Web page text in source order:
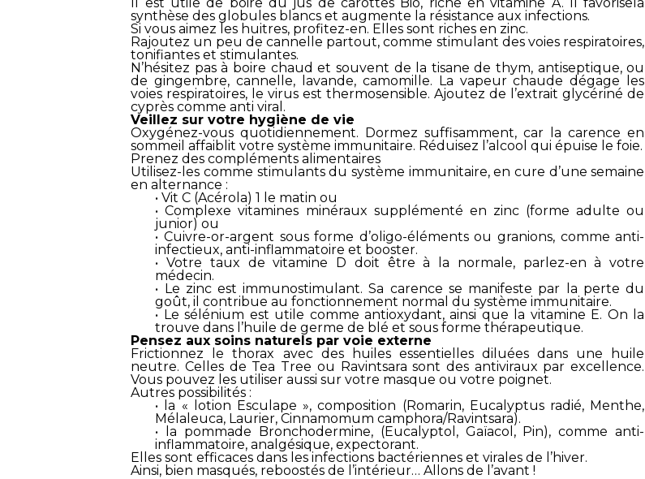
synthèse des globules blancs et augmente la résistance aux infections.
Si vous aimez les huitres, profitez-en. Elles sont riches en zinc.
Rajoutez un peu de cannelle partout, comme stimulant des voies respiratoires,
tonifiantes et stimulantes.
N’hésitez pas à boire chaud et souvent de la tisane de thym, antiseptique, ou
de gingembre, cannelle, lavande, camomille. La vapeur chaude dégage les
voies respiratoires, le virus est thermosensible. Ajoutez de l’extrait glycériné de
cyprès comme anti viral.
Veillez sur votre hygiène de vie
Oxygénez-vous quotidiennement. Dormez suffisamment, car la carence en
sommeil affaiblit votre système immunitaire. Réduisez l’alcool qui épuise le foie.
Prenez des compléments alimentaires
Utilisez-les comme stimulants du système immunitaire, en cure d’une semaine
en alternance :
• Vit C (Acérola) 1 le matin ou
• Complexe vitamines minéraux supplémenté en zinc (forme adulte ou
junior) ou
• Cuivre-or-argent sous forme d’oligo-éléments ou granions, comme anti-
infectieux, anti-inflammatoire et booster.
• Votre taux de vitamine D doit être à la normale, parlez-en à votre
médecin.
• Le zinc est immunostimulant. Sa carence se manifeste par la perte du
goût, il contribue au fonctionnement normal du système immunitaire.
• Le sélénium est utile comme antioxydant, ainsi que la vitamine E. On la
trouve dans l’huile de germe de blé et sous forme thérapeutique.
Pensez aux soins naturels par voie externe
Frictionnez le thorax avec des huiles essentielles diluées dans une huile
neutre. Celles de Tea Tree ou Ravintsara sont des antiviraux par excellence.
Vous pouvez les utiliser aussi sur votre masque ou votre poignet.
Autres possibilités :
• la « lotion Esculape », composition (Romarin, Eucalyptus radié, Menthe,
Mélaleuca, Laurier, Cinnamomum camphora/Ravintsara).
• la pommade Bronchodermine, (Eucalyptol, Gaïacol, Pin), comme anti-
inflammatoire, analgésique, expectorant.
Elles sont efficaces dans les infections bactériennes et virales de l’hiver.
Ainsi, bien masqués, reboostés de l’intérieur… Allons de l’avant !